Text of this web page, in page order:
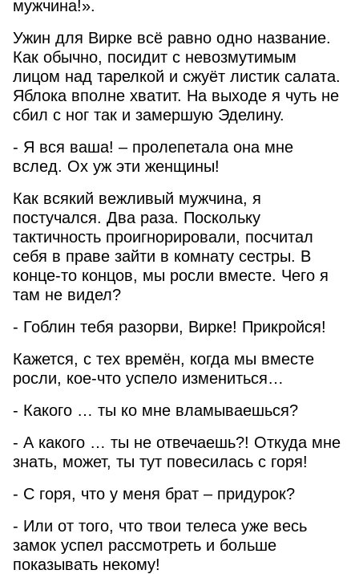
мужчина!».
Ужин для Вирке всё равно одно название.
Как обычно, посидит с невозмутимым
лицом над тарелкой и сжуёт листик салата.
Яблока вполне хватит. На выходе я чуть не
сбил с ног так и замершую Эделину.
- Я вся ваша! – пролепетала она мне
вслед. Ох уж эти женщины!
Как всякий вежливый мужчина, я
постучался. Два раза. Поскольку
тактичность проигнорировали, посчитал
себя в праве зайти в комнату сестры. В
конце-то концов, мы росли вместе. Чего я
там не видел?
- Гоблин тебя разорви, Вирке! Прикройся!
Кажется, с тех времён, когда мы вместе
росли, кое-что успело измениться…
- Какого … ты ко мне вламываешься?
- А какого … ты не отвечаешь?! Откуда мне
знать, может, ты тут повесилась с горя!
- С горя, что у меня брат – придурок?
- Или от того, что твои телеса уже весь
замок успел рассмотреть и больше
показывать некому!